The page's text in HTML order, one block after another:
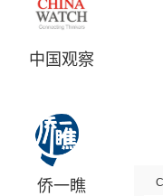
中国观察
侨一瞧